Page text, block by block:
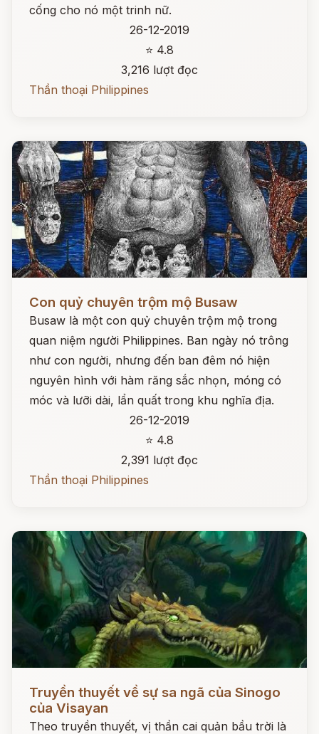
cống cho nó một trinh nữ.
26-12-2019
⭐ 4.8
3,216 lượt đọc
Thần thoại Philippines
Con quỷ chuyên trộm mộ Busaw
Busaw là một con quỷ chuyên trộm mộ trong
quan niệm người Philippines. Ban ngày nó trông
như con người, nhưng đến ban đêm nó hiện
nguyên hình với hàm răng sắc nhọn, móng có
móc và lưỡi dài, lẩn quất trong khu nghĩa địa.
26-12-2019
⭐ 4.8
2,391 lượt đọc
Thần thoại Philippines
Đọc ngay
Truyền thuyết về sự sa ngã của Sinogo
của Visayan
Theo truyền thuyết, vị thần cai quản bầu trời là